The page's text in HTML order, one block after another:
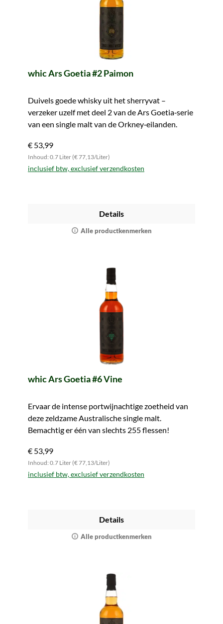
whic Ars Goetia #2 Paimon
Duivels goede whisky uit het sherryvat –
verzeker uzelf met deel 2 van de Ars Goetia‑serie
van een single malt van de Orkney‑eilanden.
€ 53,99
Inhoud: 0.7 Liter (€ 77,13/Liter)
inclusief btw, exclusief verzendkosten
Details
Alle productkenmerken
whic Ars Goetia #6 Vine
Ervaar de intense portwijnachtige zoetheid van
deze zeldzame Australische single malt.
Bemachtig er één van slechts 255 flessen!
€ 53,99
Inhoud: 0.7 Liter (€ 77,13/Liter)
inclusief btw, exclusief verzendkosten
Details
Alle productkenmerken